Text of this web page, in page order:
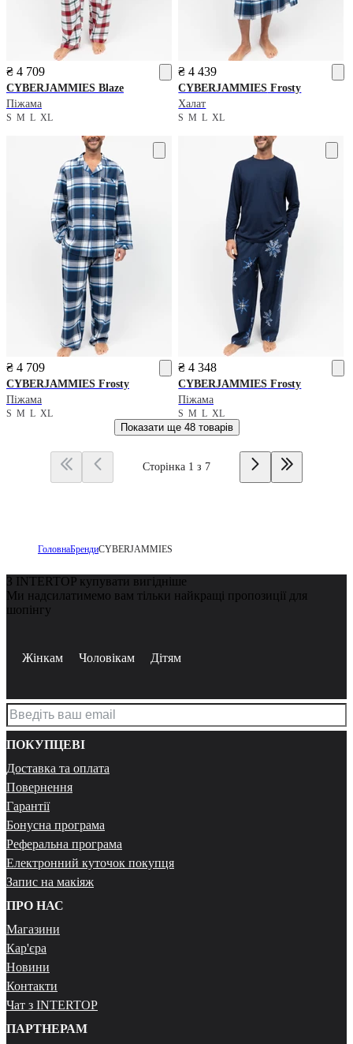
₴ 4 709
CYBERJAMMIES Blaze
Піжама
S M L XL
₴ 4 439
CYBERJAMMIES Frosty
Халат
SMLXL
₴ 4 709
CYBERJAMMIES Frosty
Піжама
S M L XL
₴ 4 348
CYBERJAMMIES Frosty
Піжама
SMLXL
Показати ще 48 товарів
Сторінка 1 з 7
ГоловнаБрендиCYBERJAMMIES
З INTERTOP купувати вигідніше
Ми надсилатимемо вам тільки найкращі пропозиції для
шопінгу
Жінкам Чоловікам Дітям
ПОКУПЦЕВІ
Доставка та оплата
Повернення
Гарантії
Бонусна програма
Реферальна програма
Електронний куточок покупця
Запис на макіяж
ПРО НАС
Магазини
Кар'єра
Новини
Контакти
Чат з INTERTOP
ПАРТНЕРАМ